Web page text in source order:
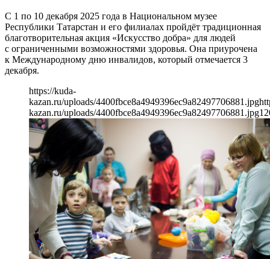
С 1 по 10 декабря 2025 года в Национальном музее
Республики Татарстан и его филиалах пройдёт традиционная
благотворительная акция «Искусство добра» для людей
с ограниченными возможностями здоровья. Она приурочена
к Международному дню инвалидов, который отмечается 3
декабря.
https://kuda-
kazan.ru/uploads/4400fbce8a4949396ec9a82497706881.jpg
kazan.ru/uploads/4400fbce8a4949396ec9a82497706881.jpg